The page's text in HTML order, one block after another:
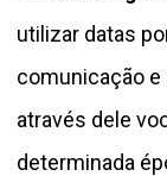
utilizar datas
comunicação e
através dele
determinada